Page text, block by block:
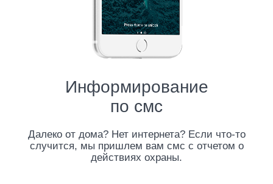
Информирование
по смс
Далеко от дома? Нет интернета? Если что-то
случится, мы пришлем вам смс с отчетом о
действиях охраны.